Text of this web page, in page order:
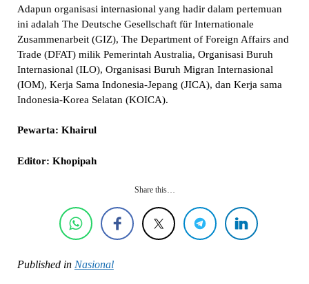
Adapun organisasi internasional yang hadir dalam pertemuan
ini adalah The Deutsche Gesellschaft für Internationale
Zusammenarbeit (GIZ), The Department of Foreign Affairs and
Trade (DFAT) milik Pemerintah Australia, Organisasi Buruh
Internasional (ILO), Organisasi Buruh Migran Internasional
(IOM), Kerja Sama Indonesia-Jepang (JICA), dan Kerja sama
Indonesia-Korea Selatan (KOICA).
Pewarta: Khairul
Editor: Khopipah
Share this…
Published in Nasional